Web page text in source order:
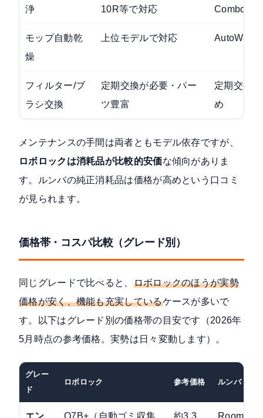
浄
10R等で対応
Combo（
モップ自動乾
燥
上位モデルで対応 AutoWash
フィルター/ブ
ラシ交換
定期交換が必要・パー
ツ豊富
定期交換
め
メンテナンスの手間は両者ともモデル依存ですが、
ロボロックは消耗品が比較的安価な傾向がありま
す。ルンバの純正消耗品は価格が高めという口コミ
が見られます。
価格帯・コスパ比較（グレード別）
同じグレードで比べると、 ロボロックのほうが実勢
価格が安く、機能も充実しているケースが多いで
す。以下はグレード別の価格帯の目安です（2026年
5月時点の参考価格。実勢は日々変動します）。
グレー
ド
ロボロック 参考価格 ルンバ
エン Q7B+（自動ゴミ収集 約3.3 Roomba